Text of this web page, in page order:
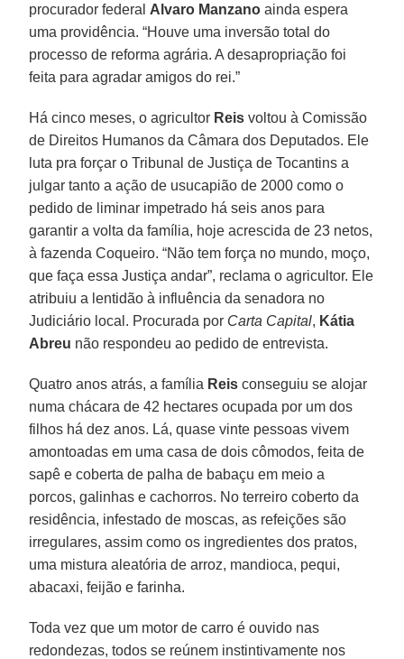
procurador federal Alvaro Manzano ainda espera
uma providência. “Houve uma inversão total do
processo de reforma agrária. A desapropriação foi
feita para agradar amigos do rei.”
Há cinco meses, o agricultor Reis voltou à Comissão
de Direitos Humanos da Câmara dos Deputados. Ele
luta pra forçar o Tribunal de Justiça de Tocantins a
julgar tanto a ação de usucapião de 2000 como o
pedido de liminar impetrado há seis anos para
garantir a volta da família, hoje acrescida de 23 netos,
à fazenda Coqueiro. “Não tem força no mundo, moço,
que faça essa Justiça andar”, reclama o agricultor. Ele
atribuiu a lentidão à influência da senadora no
Judiciário local. Procurada por Carta Capital, Kátia
Abreu não respondeu ao pedido de entrevista.
Quatro anos atrás, a família Reis conseguiu se alojar
numa chácara de 42 hectares ocupada por um dos
filhos há dez anos. Lá, quase vinte pessoas vivem
amontoadas em uma casa de dois cômodos, feita de
sapê e coberta de palha de babaçu em meio a
porcos, galinhas e cachorros. No terreiro coberto da
residência, infestado de moscas, as refeições são
irregulares, assim como os ingredientes dos pratos,
uma mistura aleatória de arroz, mandioca, pequi,
abacaxi, feijão e farinha.
Toda vez que um motor de carro é ouvido nas
redondezas, todos se reúnem instintivamente nos